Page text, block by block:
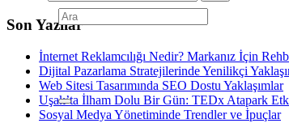
Son Yazılar
İnternet Reklamcılığı Nedir? Markanız İçin
Dijital Pazarlama Stratejilerinde Yenilikçi
Web Sitesi Tasarımında SEO Dostu Yaklaşımlar
Uşak’ta İlham Dolu Bir Gün: TEDx Atapark
Sosyal Medya Yönetiminde Trendler ve İpuçlar